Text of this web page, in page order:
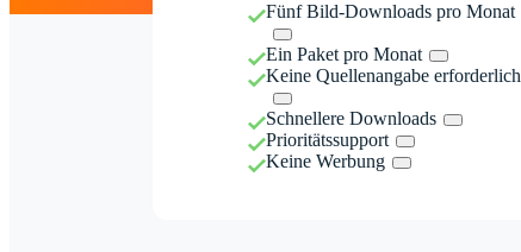
Fünf Bild-Downloads pro Monat
Ein Paket pro Monat
Keine Quellenangabe erforderlich
Schnellere Downloads
Prioritätssupport
Keine Werbung